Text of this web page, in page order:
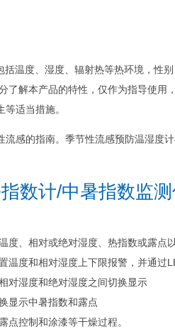
温度、湿度、辐射热等热环境，性
了解本产品的特性，仅作为指导使用
适当措施。
感的指南。 季节性流感预防温湿度
数计/中暑指数监
度、相对或绝对湿度、热指数或露点
温度和相对湿度上下限报警，并通过
对湿度和绝对湿度之间切换显示
显示中暑指数和露点
点控制和涂漆等干燥过程。